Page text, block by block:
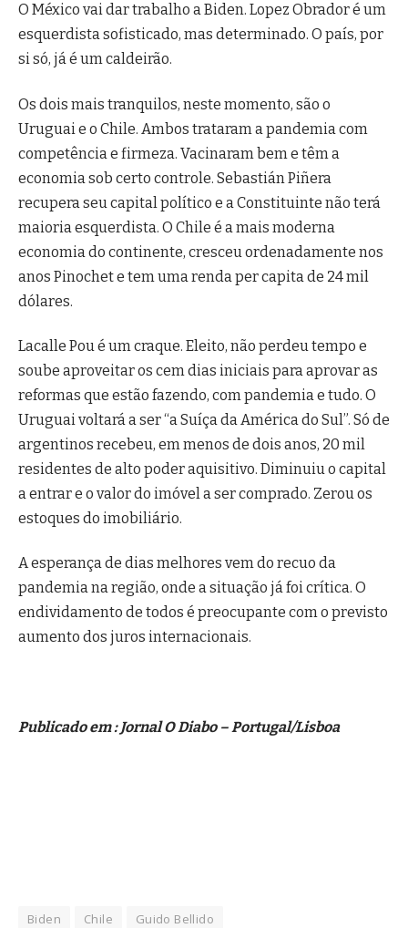
O México vai dar trabalho a Biden. Lopez Obrador é um
esquerdista sofisticado, mas determinado. O país, por
si só, já é um caldeirão.
Os dois mais tranquilos, neste momento, são o
Uruguai e o Chile. Ambos trataram a pandemia com
competência e firmeza. Vacinaram bem e têm a
economia sob certo controle. Sebastián Piñera
recupera seu capital político e a Constituinte não terá
maioria esquerdista. O Chile é a mais moderna
economia do continente, cresceu ordenadamente nos
anos Pinochet e tem uma renda per capita de 24 mil
dólares.
Lacalle Pou é um craque. Eleito, não perdeu tempo e
soube aproveitar os cem dias iniciais para aprovar as
reformas que estão fazendo, com pandemia e tudo. O
Uruguai voltará a ser “a Suíça da América do Sul”. Só de
argentinos recebeu, em menos de dois anos, 20 mil
residentes de alto poder aquisitivo. Diminuiu o capital
a entrar e o valor do imóvel a ser comprado. Zerou os
estoques do imobiliário.
A esperança de dias melhores vem do recuo da
pandemia na região, onde a situação já foi crítica. O
endividamento de todos é preocupante com o previsto
aumento dos juros internacionais.
Publicado em : Jornal O Diabo – Portugal/Lisboa
Biden Chile
Guido Bellido